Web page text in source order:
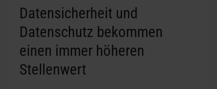
Datensicherheit und
Datenschutz bekommen
einen immer höheren
Stellenwert